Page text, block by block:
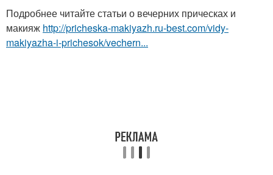
Подробнее читайте статьи о вечерних прическах и
макияж http://pricheska-makiyazh.ru-best.com/vidy-
makiyazha-i-prichesok/vechern...